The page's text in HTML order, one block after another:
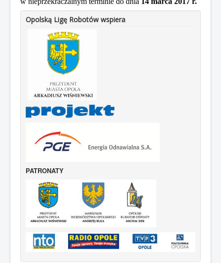
Opolską Ligę Robotów wspiera
PATRONATY